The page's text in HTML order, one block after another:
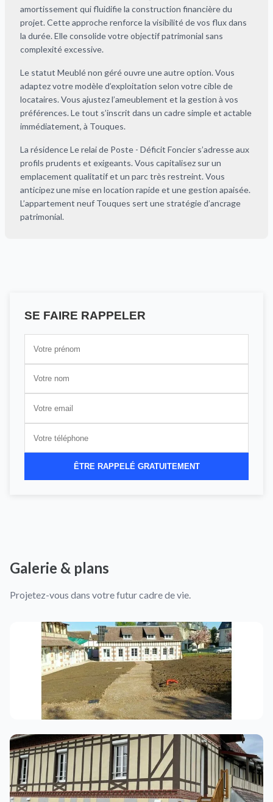
amortissement qui fluidifie la construction financière du
projet. Cette approche renforce la visibilité de vos flux dans
la durée. Elle consolide votre objectif patrimonial sans
complexité excessive.
Le statut Meublé non géré ouvre une autre option. Vous
adaptez votre modèle d’exploitation selon votre cible de
locataires. Vous ajustez l’ameublement et la gestion à vos
préférences. Le tout s’inscrit dans un cadre simple et actable
immédiatement, à Touques.
La résidence Le relai de Poste - Déficit Foncier s’adresse aux
profils prudents et exigeants. Vous capitalisez sur un
emplacement qualitatif et un parc très restreint. Vous
anticipez une mise en location rapide et une gestion apaisée.
L’appartement neuf Touques sert une stratégie d’ancrage
patrimonial.
SE FAIRE RAPPELER
ÊTRE RAPPELÉ GRATUITEMENT
Galerie & plans
Projetez-vous dans votre futur cadre de vie.